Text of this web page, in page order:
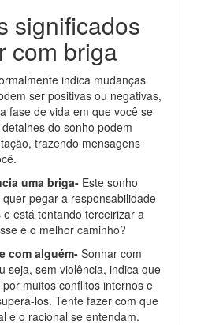
significados
com briga
indica mudanças
ser positivas ou negativas,
fase de vida em que você se
do sonho podem
trazendo mensagens
uma briga- Este sonho
pegar a responsabilidade
está tentando terceirizar a
é o melhor caminho?
com alguém- Sonhar com
seja, sem violência, indica que
muitos conflitos internos e
los. Tente fazer com que
e o racional se entendam.